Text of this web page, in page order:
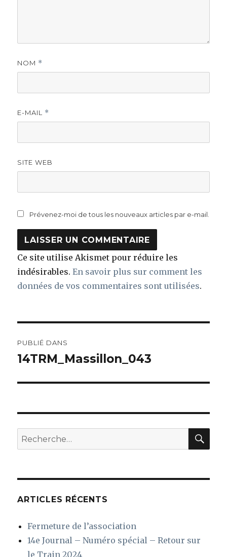
NOM *
E-MAIL *
SITE WEB
Prévenez-moi de tous les nouveaux articles par e-mail.
Ce site utilise Akismet pour réduire les
indésirables.En savoir plus sur comment les
données de vos commentaires sont utilisées.
de
PUBLIÉ DANS
14TRM_Massillon_043
Recherche
pour
ARTICLES RÉCENTS
Fermeture de l’association
14e Journal – Numéro spécial – Retour sur
le Train 2024